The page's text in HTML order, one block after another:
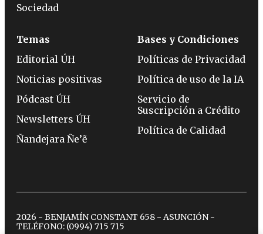
Sociedad
Temas
Editorial ÚH
Noticias positivas
Pódcast ÚH
Newsletters ÚH
Ñandejara Ñe’ẽ
Bases y Condiciones
Políticas de Privacidad
Política de uso de la IA
Servicio de
Suscripción a Crédito
Política de Calidad
2026 - BENJAMÍN CONSTANT 658 - ASUNCIÓN -
TELÉFONO: (0994) 715 715